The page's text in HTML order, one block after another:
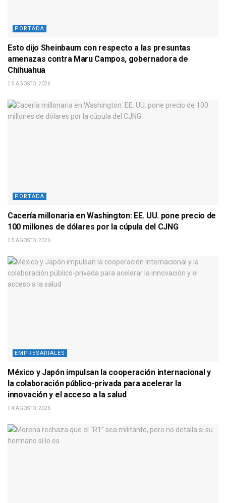
PORTADA
Esto dijo Sheinbaum con respecto a las presuntas
amenazas contra Maru Campos, gobernadora de
Chihuahua
5 AGOSTO, 2026
PORTADA
Cacería millonaria en Washington: EE. UU. pone precio de
100 millones de dólares por la cúpula del CJNG
5 AGOSTO, 2026
EMPRESARIALES
México y Japón impulsan la cooperación internacional y
la colaboración público-privada para acelerar la
innovación y el acceso a la salud
4 AGOSTO, 2026